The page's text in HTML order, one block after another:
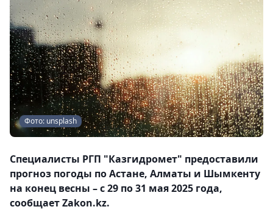
Фото: unsplash
Специалисты РГП "Казгидромет" предоставили
прогноз погоды по Астане, Алматы и Шымкенту
на конец весны – с 29 по 31 мая 2025 года,
сообщает Zakon.kz.